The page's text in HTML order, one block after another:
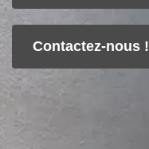
Contactez-nous !